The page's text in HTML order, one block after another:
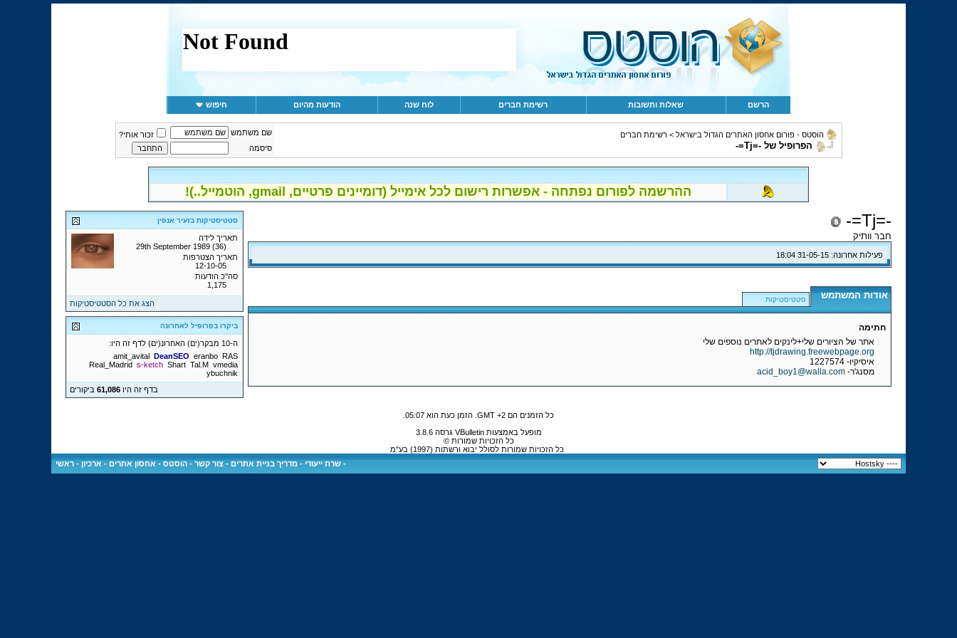
הרשם שאלות ותשובות רשימת חברים לוח שנה הודעות מהיום חיפוש
הוסטס - פורום אחסון האתרים הגדול בישראל > רשימת חברים
הפרופיל של -=Tj=-
שם משתמש
זכור אותי?
סיסמה
ההרשמה לפורום נפתחה - אפשרות רישום לכל אימייל (דומיינים פרטיים, gmail, הוטמייל..)!
-=Tj=-
חבר וותיק
פעילות אחרונה: 18:04
אודות המשתמש סטטיסטיקות
חתימה
אתר של הציורים שלי+לינקים לאתרים נוספים שלי
http://tjdrawing.freewebpage.org
איסיקיו- 1227574
מסנג'ר- acid_boy1@walla.com
סטטיסטיקות בזעיר אנפין
תאריך לידה
29th September 1989 (36)
תאריך הצטרפות
12-10-05
סה"כ הודעות
1,175
הצג את כל הסטטיסטיקות
ביקרו בפרופיל לאחרונה
ה-10 מבקר(ים) האחרונ(ים) לדף זה היו:
amit_avital DeanSEO eranbo RAS
Real_Madrid s-ketch Shart Tal.M vmedia
ybuchnik
בדף זה היו61,086 ביקורים
כל הזמנים הם GMT +2. הזמן כעת הוא 05:07
מופעל באמצעות VBulletin גרסה 3.8.6
כל הזכויות שמורות ©
כל הזכויות שמורות לסולל יבוא ורשתות (1997) בע"מ
- שרת ייעודי - מדריך בניית אתרים - צור קשר - הוסטס - אחסון אתרים - ארכיון - ראשי